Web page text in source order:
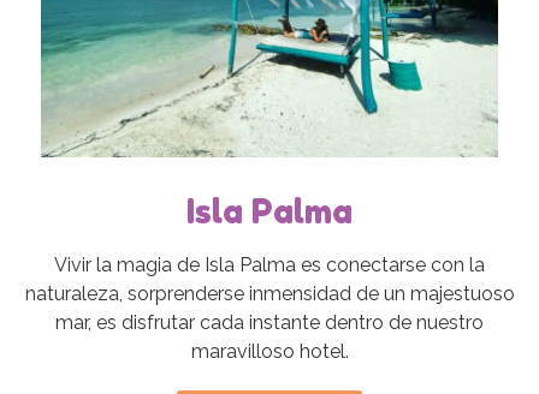
Isla Palma
Vivir la magia de Isla Palma es conectarse con la
naturaleza, sorprenderse inmensidad de un majestuoso
mar, es disfrutar cada instante dentro de nuestro
maravilloso hotel.